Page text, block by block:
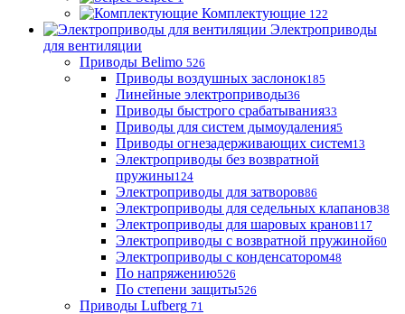
Комплектующие 122
Электроприводы
для вентиляции
Приводы Belimo 526
Приводы воздушных заслонок185
Линейные электроприводы36
Приводы быстрого срабатывания33
Приводы для систем дымоудаления5
Приводы огнезадерживающих систем13
Электроприводы без возвратной
пружины124
Электроприводы для затворов86
Электроприводы для седельных клапанов38
Электроприводы для шаровых кранов117
Электроприводы с возвратной пружиной60
Электроприводы с конденсатором48
По напряжению526
По степени защиты526
Приводы Lufberg 71